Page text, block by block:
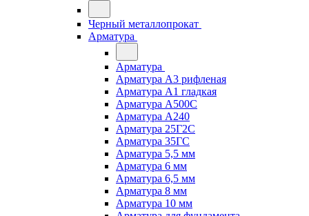
Черный металлопрокат
Арматура
Арматура
Арматура А3 рифленая
Арматура А1 гладкая
Арматура А500С
Арматура А240
Арматура 25Г2С
Арматура 35ГС
Арматура 5,5 мм
Арматура 6 мм
Арматура 6,5 мм
Арматура 8 мм
Арматура 10 мм